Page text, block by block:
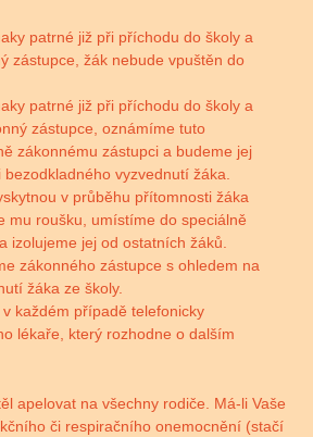
patrné již při příchodu do školy a
zástupce, žák nebude vpuštěn do
patrné již při příchodu do školy a
zástupce, oznámíme tuto
zákonnému zástupci a budeme jej
vyzvednutí žáka.
v průběhu přítomnosti žáka
mu roušku, umístíme do speciálně
izolujeme jej od ostatních žáků.
zákonného zástupce s ohledem na
žáka ze školy.
každém případě telefonicky
lékaře, který rozhodne o dalším
apelovat na všechny rodiče. Má-li Vaše
či respiračního onemocnění (stačí